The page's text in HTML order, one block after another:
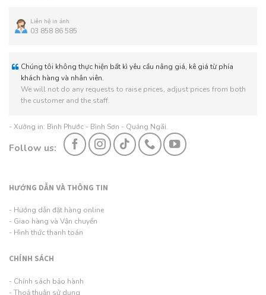
Liên hệ in ảnh
03 858 86 585
Chúng tôi không thực hiện bất kì yêu cầu nâng giá, kê giá từ phía
khách hàng và nhân viên.
We will not do any requests to raise prices, adjust prices from both
the customer and the staff.
- Xưởng in: Bình Phước - Bình Sơn - Quảng Ngãi.
Follow us:
HƯỚNG DẪN VÀ THÔNG TIN
- Hướng dẫn đặt hàng online
- Giao hàng và Vận chuyển
- Hình thức thanh toán
CHÍNH SÁCH
- Chính sách bảo hành
- Thoả thuận sử dụng